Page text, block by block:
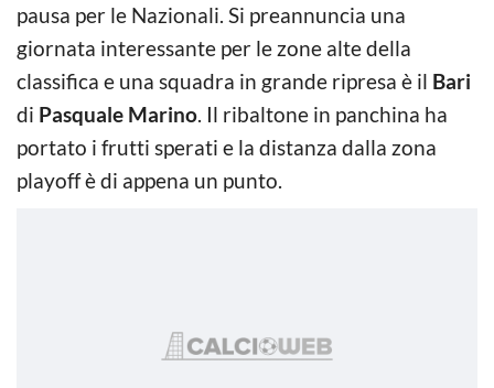
pausa per le Nazionali. Si preannuncia una
giornata interessante per le zone alte della
classifica e una squadra in grande ripresa è il Bari
di Pasquale Marino. Il ribaltone in panchina ha
portato i frutti sperati e la distanza dalla zona
playoff è di appena un punto.